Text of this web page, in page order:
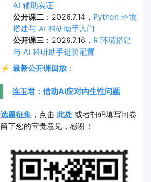
AI 辅助实证
公开课二：2026.7.14， Python 环境
搭建与 AI 科研助手入门
公开课三：2026.7.16， R 环境搭建
与 AI 科研助手进阶配置
⚡ 最新公开课回放：
连玉君：借助AI应对内生性问题
选题征集 ，点击 此处 或者扫码填写问卷
留下您的宝贵意见，感谢！